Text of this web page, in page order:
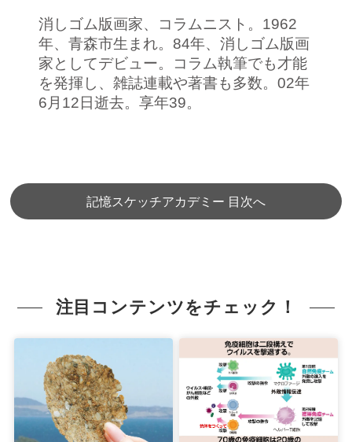
消しゴム版画家、コラムニスト。1962
年、青森市生まれ。84年、消しゴム版画
家としてデビュー。コラム執筆でも才能
を発揮し、雑誌連載や著書も多数。02年
6月12日逝去。享年39。
記憶スケッチアカデミー 目次へ
注目コンテンツをチェック！